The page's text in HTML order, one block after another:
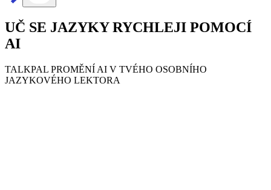
UČ SE JAZYKY RYCHLEJI POMOCÍ
AI
TALKPAL PROMĚNÍ AI V TVÉHO OSOBNÍHO
JAZYKOVÉHO LEKTORA